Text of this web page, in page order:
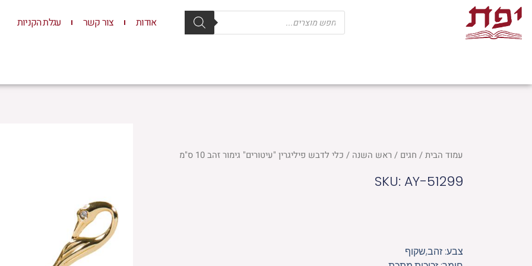
דילוג
לתוכן
Products
search אודות צור קשר עגלת הקניות
עמוד הבית/ חגים / ראש השנה / כלי לדבש פיליגרין "עיטורים" גימור זהב 10 ס"מ
SKU: AY-51299
צבע: זהב,שקוף